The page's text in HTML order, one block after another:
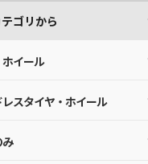
ゴリから
イール
スタイヤ・ホイール